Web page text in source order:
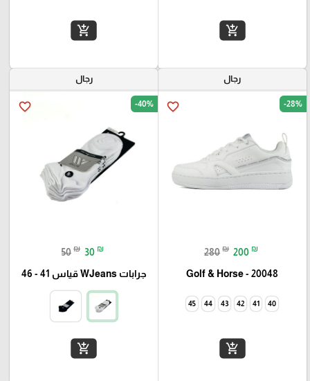
add_shopping_cart
add_shopping_cart
رجال
favorite_border -28%
280 ₪ 200 ₪
Golf & Horse - 20048
40
41
42
43
44
45
add_shopping_cart
رجال
favorite_border -40%
50 ₪ 30 ₪
جرابات WJeans قياس 41 - 46
add_shopping_cart